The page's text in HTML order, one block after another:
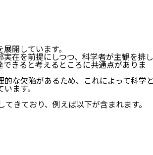
開しています。
在を前提にしつつ、科学者が主観を排し
きると考えるところに共通点がありま
な欠陥があるため、これによって科学と
います。
きており、例えば以下が含まれます。